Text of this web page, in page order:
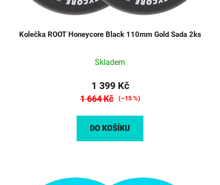
Kolečka ROOT Honeycore Black 110mm Gold Sada 2ks
Skladem
1 399 Kč
1 664 Kč (–15 %)
DO KOŠÍKU